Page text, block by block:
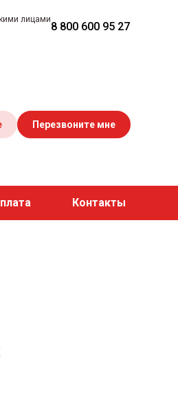
лицами
8 800 600 95 27
Перезвоните мне
Контакты